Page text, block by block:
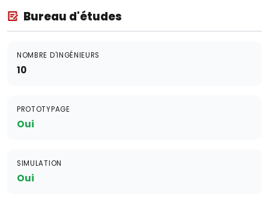
Bureau d'études
NOMBRE D'INGÉNIEURS
10
PROTOTYPAGE
Oui
SIMULATION
Oui